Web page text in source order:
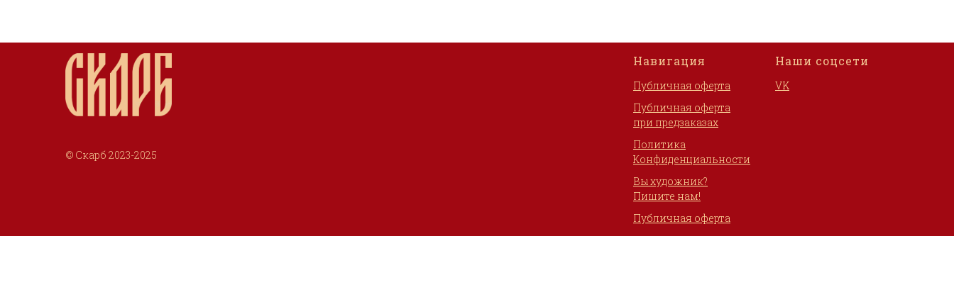
© Скарб 2023-2025
Навигация
Публичная оферта
Публичная оферта
при предзаказах
Политика
Конфиденциальности
Вы художник?
Пишите нам!
Публичная оферта
Наши соцсети
VK